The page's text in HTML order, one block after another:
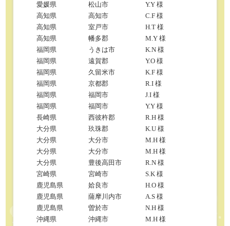
愛媛県
松山市
Y.Y 様
高知県
高知市
C.F 様
高知県
室戸市
H.T 様
高知県
幡多郡
M.Y 様
福岡県
うきは市
K.N 様
福岡県
遠賀郡
Y.O 様
福岡県
久留米市
K.F 様
福岡県
京都郡
R.I 様
福岡県
福岡市
J.I 様
福岡県
福岡市
Y.Y 様
長崎県
西彼杵郡
R.H 様
大分県
玖珠郡
K.U 様
大分県
大分市
M.H 様
大分県
大分市
M.H 様
大分県
豊後高田市
R.N 様
宮崎県
宮崎市
S.K 様
鹿児島県
姶良市
H.O 様
鹿児島県
薩摩川内市
A.S 様
鹿児島県
曽於市
N.H 様
沖縄県
沖縄市
M.H 様